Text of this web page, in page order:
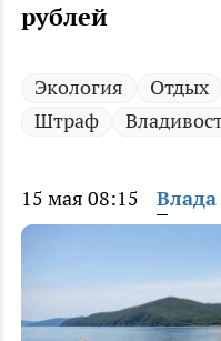
рублей
Экология Отдых
Штраф
15 мая 08:15